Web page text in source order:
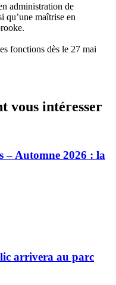
administration de
qu’une maîtrise en
fonctions dès le 27 mai
vous intéresser
– Automne 2026 : la
arrivera au parc